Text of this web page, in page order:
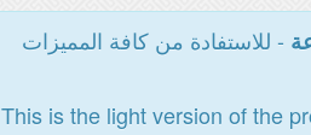
- للاستفادة من كافة المميزات
This is the light version of the